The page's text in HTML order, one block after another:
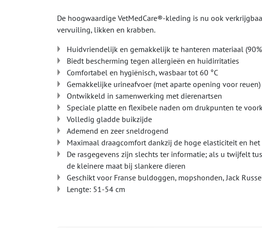
De hoogwaardige VetMedCare®-kleding is nu ook
vervuiling, likken en krabben.
Huidvriendelijk en gemakkelijk te hanteren materiaal
Biedt bescherming tegen allergieën en huidirritaties
Comfortabel en hygiënisch, wasbaar tot 60 °C
Gemakkelijke urineafvoer (met aparte opening voor reuen)
Ontwikkeld in samenwerking met dierenartsen
Speciale platte en flexibele naden om drukpunten te
Volledig gladde buikzijde
Ademend en zeer sneldrogend
Maximaal draagcomfort dankzij de hoge elasticiteit en
De rasgegevens zijn slechts ter informatie; als u twijfelt
de kleinere maat bij slankere dieren
Geschikt voor Franse buldoggen, mopshonden, Jack
Lengte: 51-54 cm